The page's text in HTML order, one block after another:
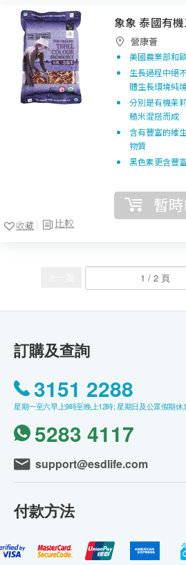
比較
收藏
象象 泰國有
營康薈
美國農業部和
生長過程中絕
體生長環境純
分別是有機茉
糙米混搭而成
含有豐富的維
物質
黑色素更含豐
暫
訂購及查詢
3151 2288
星期一至六早上9時至晚上12時; 星期日及公眾假期休
5283 4117
support@esdlife.com
付款方法